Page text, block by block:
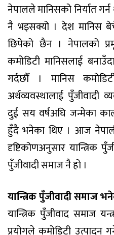
नेपालले मानिसको निर्यात
नै भइसक्यो । देश मानिस
छिपेको छैन । नेपालको
कमोडिटी मानिसलाई
गर्दछौँ । मानिस
अर्थव्यवस्थालाई पुँजीवादी
दुई सय वर्षअघि जन्मेका
हुँदै भनेका थिए । आज
दृष्टिकोणअनुसार यान्त्रिक
पुँजीवादी समाज नै हो ।
यान्त्रिक पुँजीवादी समाज
यान्त्रिक पुँजीवाद समाज
प्रयोगले कमोडिटी उत्पादन